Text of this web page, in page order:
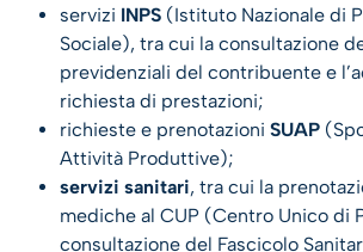
servizi INPS (Istituto Nazionale di
Sociale), tra cui la consultazione
previdenziali del contribuente e
richiesta di prestazioni;
richieste e prenotazioni SUAP
Attività Produttive);
servizi sanitari, tra cui la
mediche al CUP (Centro Unico di
consultazione del Fascicolo